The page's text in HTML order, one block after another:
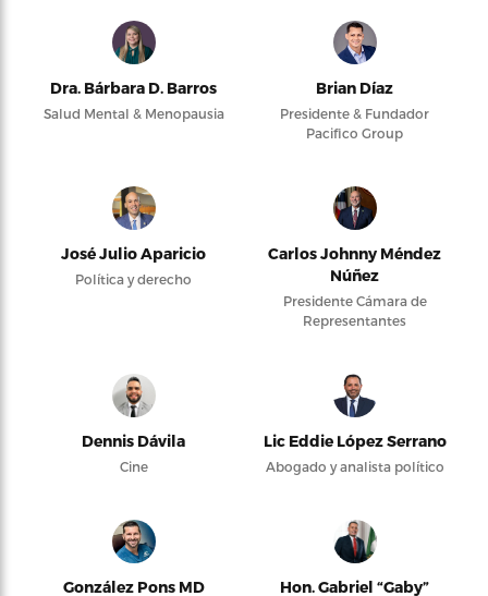
Dra. Bárbara D. Barros
Salud Mental & Menopausia
Brian Díaz
Presidente & Fundador
Pacifico Group
José Julio Aparicio
Política y derecho
Carlos Johnny Méndez
Núñez
Presidente Cámara de
Representantes
Dennis Dávila
Cine
Lic Eddie López Serrano
Abogado y analista político
González Pons MD
Hon. Gabriel “Gaby”